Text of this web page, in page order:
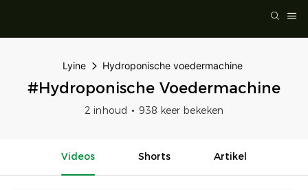
Lyine Hydroponische voedermachine
#Hydroponische Voedermachine
2 inhoud 938 keer bekeken
Videos Shorts Artikel